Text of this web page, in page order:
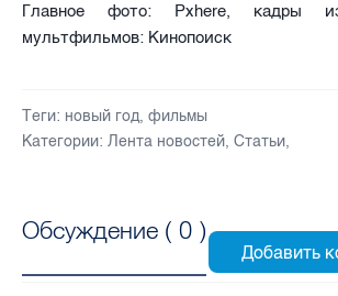
Главное фото: Pxhere, кадры
мультфильмов: Кинопоиск
Теги: новый год, фильмы
Категории: Лента новостей, Статьи,
Обсуждение ( 0 )